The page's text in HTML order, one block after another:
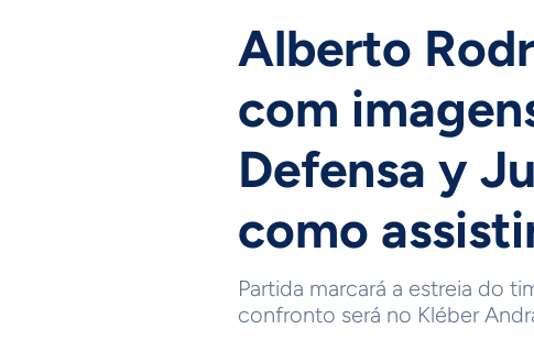
Alberto
com
Defensa y
como
Partida marcará a estreia do
confronto será no Kléber